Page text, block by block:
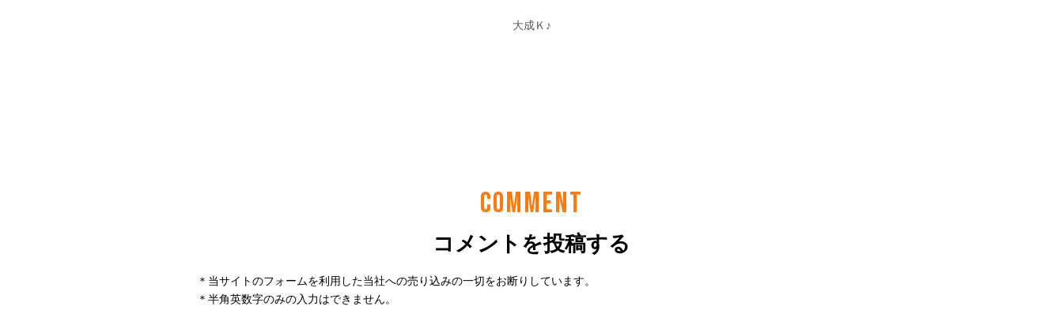
COMMENT
コメントを投稿する
＊当サイトのフォームを利用した当社への売り込みの一切をお断りしています。
＊半角英数字のみの入力はできません。